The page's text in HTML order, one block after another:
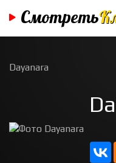
Смотреть
Dayanara